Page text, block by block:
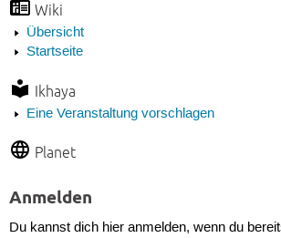
Wiki
Übersicht
Startseite
Ikhaya
Eine Veranstaltung vorschlagen
Planet
Anmelden
Du kannst dich hier anmelden, wenn du